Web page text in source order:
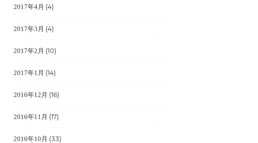
2017年4月 (4)
2017年3月 (4)
2017年2月 (10)
2017年1月 (14)
2016年12月 (16)
2016年11月 (17)
2016年10月 (33)